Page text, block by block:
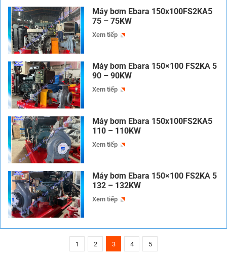
Máy bơm Ebara 150x100FS2KA5
75 – 75KW
Xem tiếp
Máy bơm Ebara 150×100 FS2KA 5
90 – 90KW
Xem tiếp
Máy bơm Ebara 150x100FS2KA5
110 – 110KW
Xem tiếp
Máy bơm Ebara 150×100 FS2KA 5
132 – 132KW
Xem tiếp
1 2 3 4 5